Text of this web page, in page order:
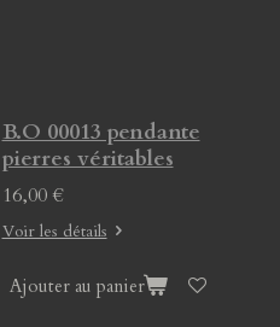
B.O 00013 pendante
pierres véritables
16,00 €
Voir les détails
Ajouter au panier